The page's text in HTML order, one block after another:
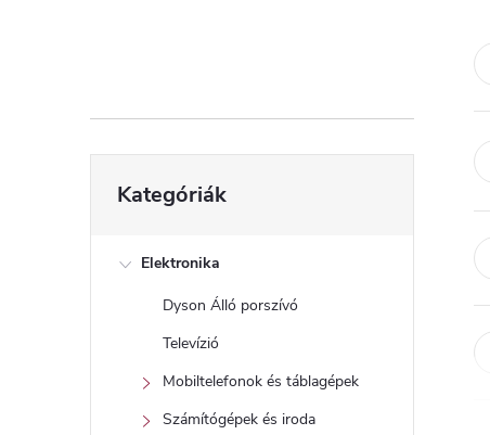
l
sátugrása
Kategóriák
Elektronika
Dyson Álló porszívó
Televízió
Mobiltelefonok és táblagépek
Számítógépek és iroda